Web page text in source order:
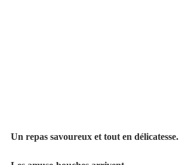
Un repas savoureux et tout en délicatesse.